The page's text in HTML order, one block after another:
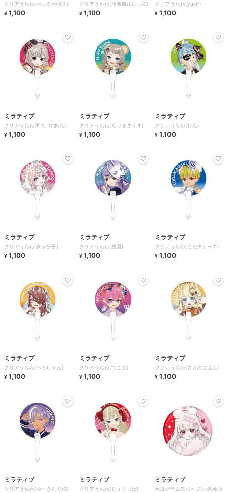
クリアうちわ(ぺいるか物語)
¥ 1,100
クリアうちわ(小悪魔ゆにぃる)
¥ 1,100
クリアうちわ(yuki*)
¥ 1,100
ミラティブ
クリアうちわ(ﾎﾞｸ。ゆあち)
¥ 1,100
ミラティブ
クリアうちわ(ちりるまくま)
¥ 1,100
ミラティブ
クリアうちわ(じん)
¥ 1,100
ミラティブ
クリアうちわ(きゃぴ子)
¥ 1,100
ミラティブ
クリアうちわ(蜜夏)
¥ 1,100
ミラティブ
クリアうちわ(こだまケーキ)
¥ 1,100
ミラティブ
クリアうちわ(ぺろしゃん)
¥ 1,100
ミラティブ
クリアうちわ(てこち)
¥ 1,100
ミラティブ
クリアうちわ(さとのごはん)
¥ 1,100
ミラティブ
クリアうちわ(ゆーきんぐ様)
ミラティブ
クリアうちわ(じょりっぱ)
ミラティブ
ホログラム缶バッジ(小悪魔ゆ